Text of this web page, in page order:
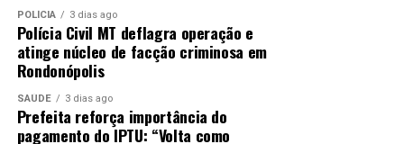
POLÍCIA 3 dias ago
Polícia Civil MT deflagra operação e
atinge núcleo de facção criminosa em
Rondonópolis
SAÚDE 3 dias ago
Prefeita reforça importância do
pagamento do IPTU: “Volta como